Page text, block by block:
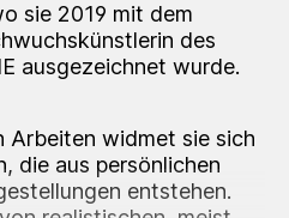
sie 2019 mit dem
des
ausgezeichnet wurde.
Arbeiten widmet sie sich
die aus persönlichen
entstehen.